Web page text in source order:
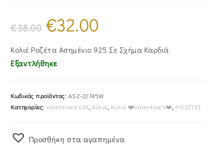
€38.00
Original
price
was:
€32.00
€32.00.
Κολιέ Ροζέτα Ασημένιο 925 Σε Σχήμα Καρδιά
Εξαντλήθηκε
Κωδικός προϊόντος: ASZ-22745W
Κατηγορίες:Valentine's Gift, Κολιέ, Κολιέ ❤️Valentine's❤️, ΡΟΖΕΤΕΣ
Προσθήκη στα αγαπημένα